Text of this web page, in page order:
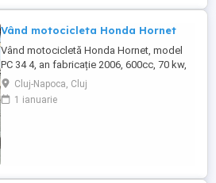
Vând motocicleta Honda Hornet
Vând motocicletă Honda Hornet, model
PC 34 4, an fabricație 2006, 600cc, 70 kw,
98 cp, inspecție tehnică valabilă până în
august 2027 . Preț 1900 euro
Cluj-Napoca, Cluj
1 ianuarie